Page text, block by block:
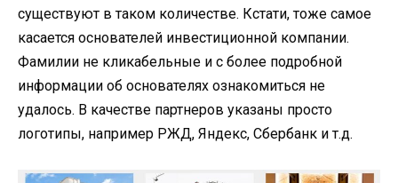
существуют в таком количестве. Кстати, тоже самое
касается основателей инвестиционной компании.
Фамилии не кликабельные и с более подробной
информации об основателях ознакомиться не
удалось. В качестве партнеров указаны просто
логотипы, например РЖД, Яндекс, Сбербанк и т.д.